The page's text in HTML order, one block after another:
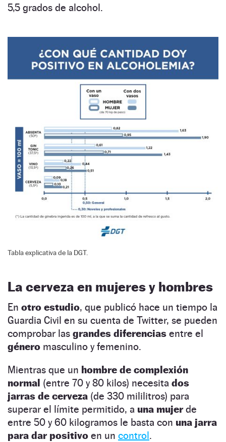
5,5 grados de alcohol.
Tabla explicativa de la DGT.
La cerveza en mujeres y hombres
En otro estudio, que publicó hace un tiempo la
Guardia Civil en su cuenta de Twitter, se pueden
comprobar las grandes diferencias entre el
género masculino y femenino.
Mientras que un hombre de complexión
normal (entre 70 y 80 kilos) necesita dos
jarras de cerveza (de 330 mililitros) para
superar el límite permitido, a una mujerde
entre 50 y 60 kilogramos le basta con una jarra
para dar positivo en un control.